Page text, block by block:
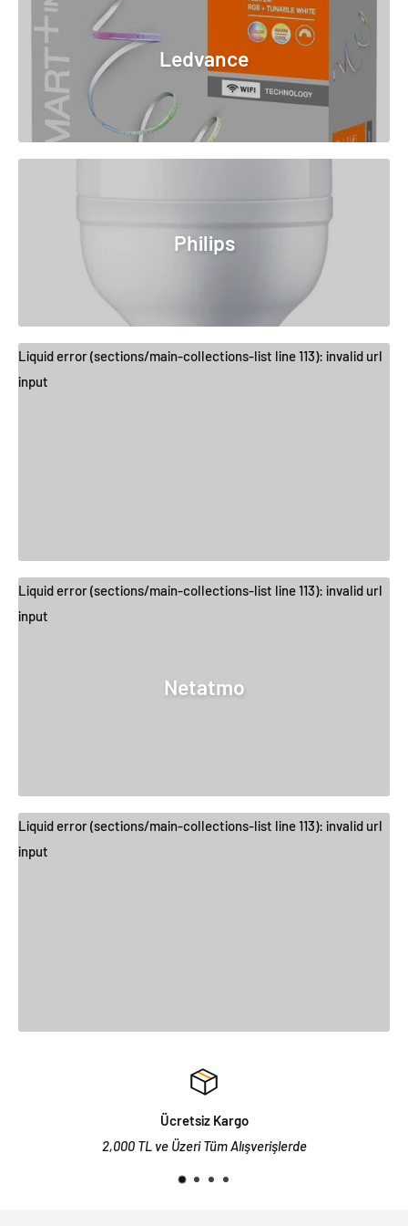
Ledvance
Philips
Liquid error (sections/main-collections-list line 113): invalid url
input
Liquid error (sections/main-collections-list line 113): invalid url
input
Netatmo
Liquid error (sections/main-collections-list line 113): invalid url
input
Ücretsiz Kargo
2,000 TL ve Üzeri Tüm Alışverişlerde